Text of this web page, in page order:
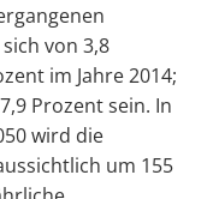
von 3,8
im Jahre 2014;
Prozent sein. In
wird die
um 155